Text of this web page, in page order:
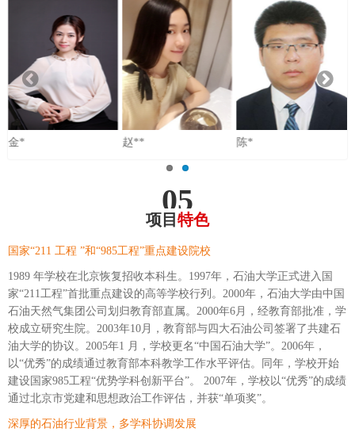
金* 赵** 陈*
05
项目 特色
国家“211 工程 ”和“985工程”重点建设院校
1989 年学校在北京恢复招收本科生。1997年，石油大学正式进入国
家“211工程”首批重点建设的高等学校行列。2000年，石油大学由中国
石油天然气集团公司划归教育部直属。2000年6月，经教育部批准，学
校成立研究生院。2003年10月，教育部与四大石油公司签署了共建石
油大学的协议。2005年1 月，学校更名“中国石油大学”。2006年，
以“优秀”的成绩通过教育部本科教学工作水平评估。同年，学校开始
建设国家985工程“优势学科创新平台”。 2007年，学校以“优秀”的成绩
通过北京市党建和思想政治工作评估，并获“单项奖”。
深厚的石油行业背景，多学科协调发展